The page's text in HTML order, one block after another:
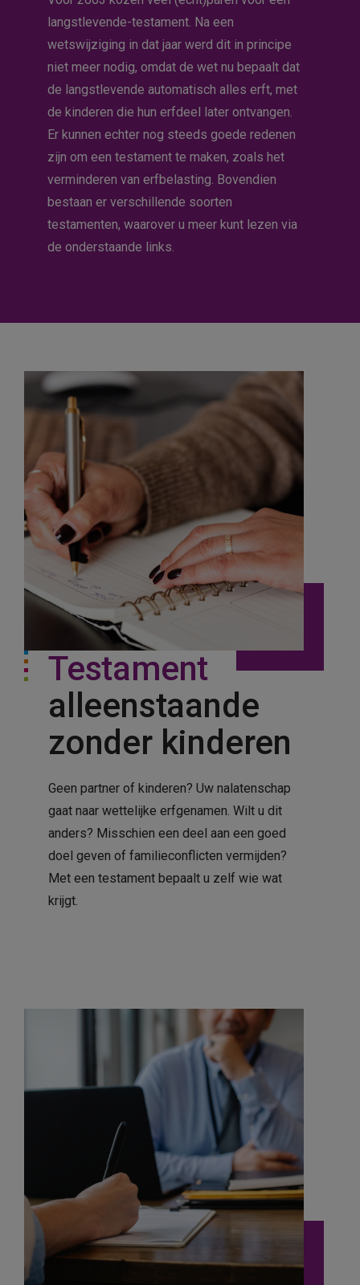
Hoe kunnen we je
helpen?
langstlevende-testament. Na een
wetswijziging in dat jaar werd dit in principe
niet meer nodig, omdat de wet nu bepaalt dat
de langstlevende automatisch alles erft, met
de kinderen die hun erfdeel later ontvangen.
Er kunnen echter nog steeds goede redenen
zijn om een testament te maken, zoals het
verminderen van erfbelasting. Bovendien
bestaan er verschillende soorten
testamenten, waarover u meer kunt lezen via
de onderstaande links.
Testament
alleenstaande
zonder kinderen
Geen partner of kinderen? Uw nalatenschap
gaat naar wettelijke erfgenamen. Wilt u dit
anders? Misschien een deel aan een goed
doel geven of familieconflicten vermijden?
Met een testament bepaalt u zelf wie wat
krijgt.